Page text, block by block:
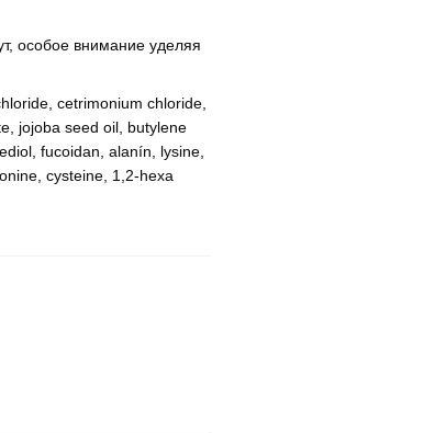
особое внимание уделяя
cetrimonium chloride,
jojoba seed oil, butylene
fucoidan, alanín, lysine,
cysteine, 1,2-hexa